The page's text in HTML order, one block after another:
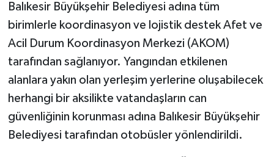
Balıkesir Büyükşehir Belediyesi adına tüm
birimlerle koordinasyon ve lojistik destek Afet ve
Acil Durum Koordinasyon Merkezi (AKOM)
tarafından sağlanıyor. Yangından etkilenen
alanlara yakın olan yerleşim yerlerine oluşabilecek
herhangi bir aksilikte vatandaşların can
güvenliğinin korunması adına Balıkesir Büyükşehir
Belediyesi tarafından otobüsler yönlendirildi.